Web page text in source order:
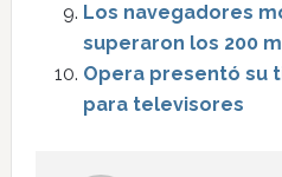
Los navegadores
superaron los 200
Opera presentó su
para televisores